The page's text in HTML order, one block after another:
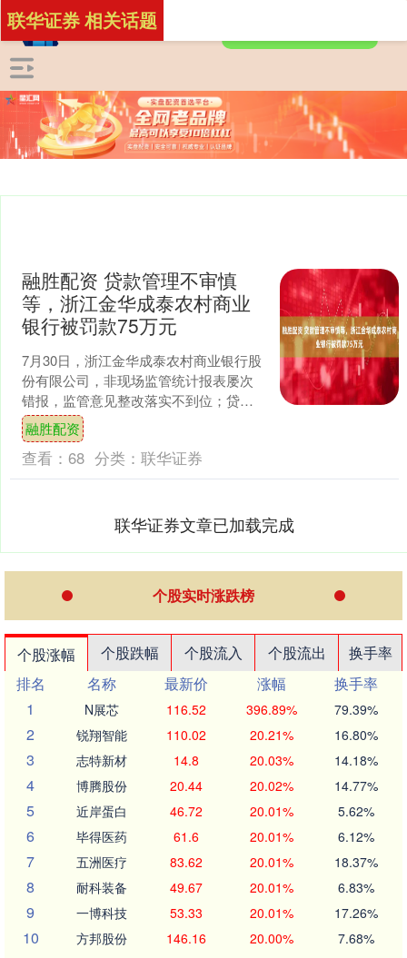
联华证券 相关话题
融胜配资 贷款管理不审慎
等，浙江金华成泰农村商业
银行被罚款75万元
7月30日，浙江金华成泰农村商业银行股
份有限公司，非现场监管统计报表屡次
错报，监管意见整改落实不到位；贷款
管理不审慎，被罚款75万元；姜玮、张
进被警告。....
融胜配资
查看： 68 分类： 联华证券
联华证券文章已加载完成
个股实时涨跌榜
个股涨幅 个股跌幅 个股流入 个股流出
换手率
排名
名称 最新价 涨幅
换手率
1
N展芯 116.52 396.89% 79.39%
2 锐翔智能 110.02 20.21% 16.80%
3 志特新材 14.8 20.03% 14.18%
4 博腾股份 20.44 20.02% 14.77%
5 近岸蛋白 46.72 20.01% 5.62%
6 毕得医药 61.6 20.01% 6.12%
7 五洲医疗 83.62 20.01% 18.37%
8 耐科装备 49.67 20.01% 6.83%
9 一博科技 53.33 20.01% 17.26%
10 方邦股份 146.16 20.00% 7.68%